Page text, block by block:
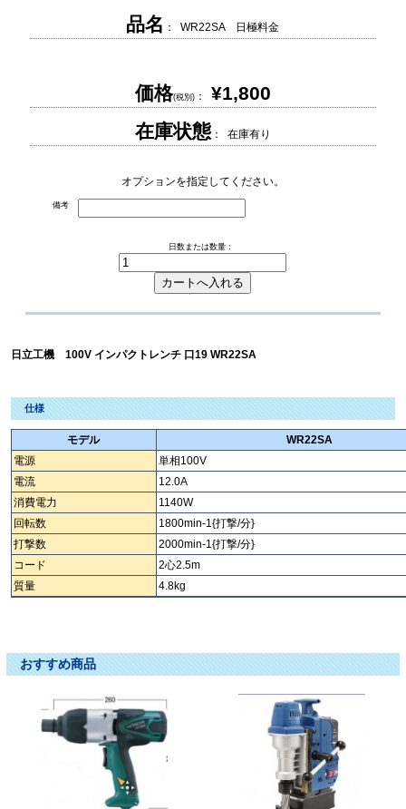
品名 ： WR22SA 日極料金
価格(税別)： ¥1,800
在庫状態： 在庫有り
オプションを指定してください。
備考
日数または数量：
日立工機 100V インパクトレンチ 口19 WR22SA
仕様
モデル
WR22SA
電源
単相100V
電流
12.0A
消費電力
1140W
回転数
1800min-1{打撃/分}
打撃数
2000min-1{打撃/分}
コード
2心2.5m
質量
4.8kg
おすすめ商品